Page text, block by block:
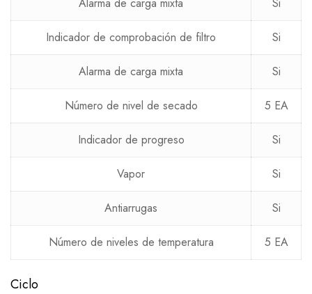
Indicador de comprobación de filtro Si
Alarma de carga mixta Si
Número de nivel de secado 5 EA
Indicador de progreso Si
Vapor Si
Antiarrugas Si
Número de niveles de temperatura 5 EA
Ciclo